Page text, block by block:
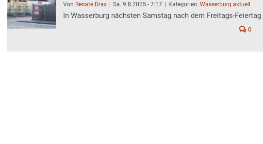
Von Renate Drax Sa. 9.8.2025 - 7:17 Kategorien: Wasserburg aktuell
In Wasserburg nächsten Samstag nach dem Freitags-Feiertag
0